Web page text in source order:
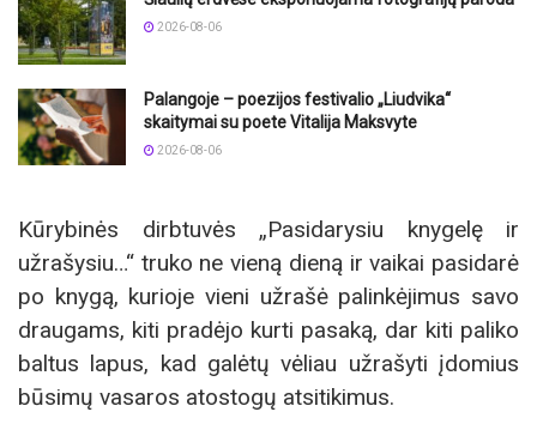
2026-08-06
Palangoje – poezijos festivalio „Liudvika“
skaitymai su poete Vitalija Maksvyte
2026-08-06
Kūrybinės dirbtuvės „Pasidarysiu knygelę ir
užrašysiu…“ truko ne vieną dieną ir vaikai pasidarė
po knygą, kurioje vieni užrašė palinkėjimus savo
draugams, kiti pradėjo kurti pasaką, dar kiti paliko
baltus lapus, kad galėtų vėliau užrašyti įdomius
būsimų vasaros atostogų atsitikimus.